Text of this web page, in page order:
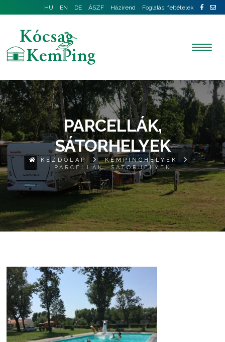
HU EN DE ÁSZF Házirend Foglalási feltételek
PARCELLÁK,
SÁTORHELYEK
KEZDŐLAP
KEMPINGHELYEK
PARCELLÁK, SÁTORHELYEK